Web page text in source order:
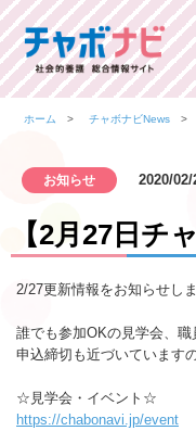
ホーム チャボナビNews
お知らせ 2020/
【2月27日チ
2/27更新情報をお知らせし
誰でも参加OKの見学会、職
申込締切も近づいています
☆見学会・イベント☆
https://chabonavi.jp/event